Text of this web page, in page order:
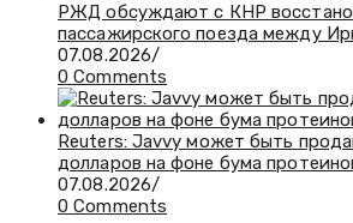
РЖД обсуждают с КНР
пассажирского поезда между
07.08.2026/
0 Comments
Reuters: Javvy может быть
долларов на фоне бума
07.08.2026/
0 Comments